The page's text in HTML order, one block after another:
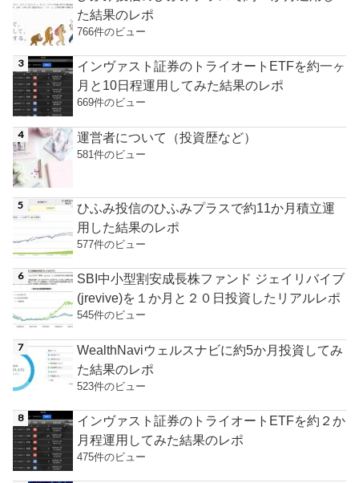
た結果のレポ
766件のビュー
インヴァスト証券のトライオートETFを約一ヶ
月と10日程運用してみた結果のレポ
669件のビュー
運営者について（投資歴など）
581件のビュー
ひふみ投信のひふみプラスで約11か月積立運
用した結果のレポ
577件のビュー
SBI中小型割安成長株ファンド ジェイリバイブ
(jrevive)を１か月と２０日投資したリアルレポ
545件のビュー
WealthNaviウェルスナビに約5か月投資してみ
た結果のレポ
523件のビュー
インヴァスト証券のトライオートETFを約２か
月程運用してみた結果のレポ
475件のビュー